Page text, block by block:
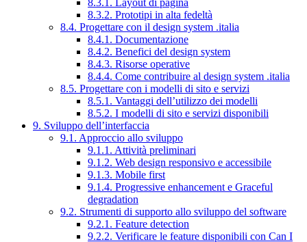
8.3.1. Layout di pagina
8.3.2. Prototipi in alta fedeltà
8.4. Progettare con il design system .italia
8.4.1. Documentazione
8.4.2. Benefici del design system
8.4.3. Risorse operative
8.4.4. Come contribuire al design system .italia
8.5. Progettare con i modelli di sito e servizi
8.5.1. Vantaggi dell’utilizzo dei modelli
8.5.2. I modelli di sito e servizi disponibili
9. Sviluppo dell’interfaccia
9.1. Approccio allo sviluppo
9.1.1. Attività preliminari
9.1.2. Web design responsivo e accessibile
9.1.3. Mobile first
9.1.4. Progressive enhancement e Graceful
degradation
9.2. Strumenti di supporto allo sviluppo del software
9.2.1. Feature detection
9.2.2. Verificare le feature disponibili con Can I